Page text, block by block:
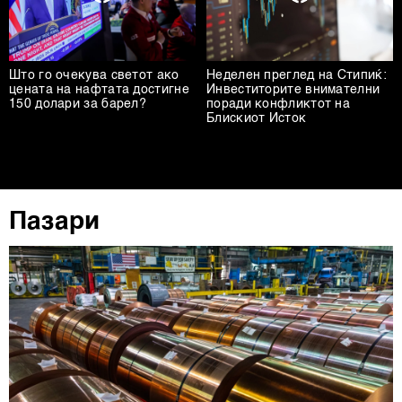
Што го очекува светот ако
цената на нафтата достигне
150 долари за барел?
Неделен преглед на Стипиќ:
Инвеститорите внимателни
поради конфликтот на
Блискиот Исток
Пазари